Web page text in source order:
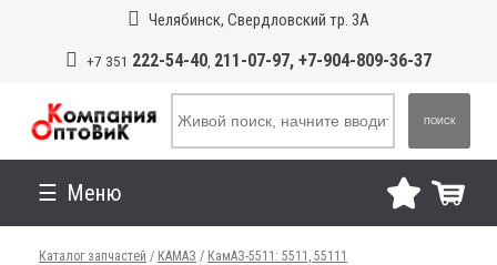
Челябинск, Свердловский тр. 3А
+7 351 222-54-40, 211-07-97, +7-904-809-36-37
ПОИСК
Меню
Каталог запчастей / КАМАЗ / КамАЗ-5511: 5511, 55111